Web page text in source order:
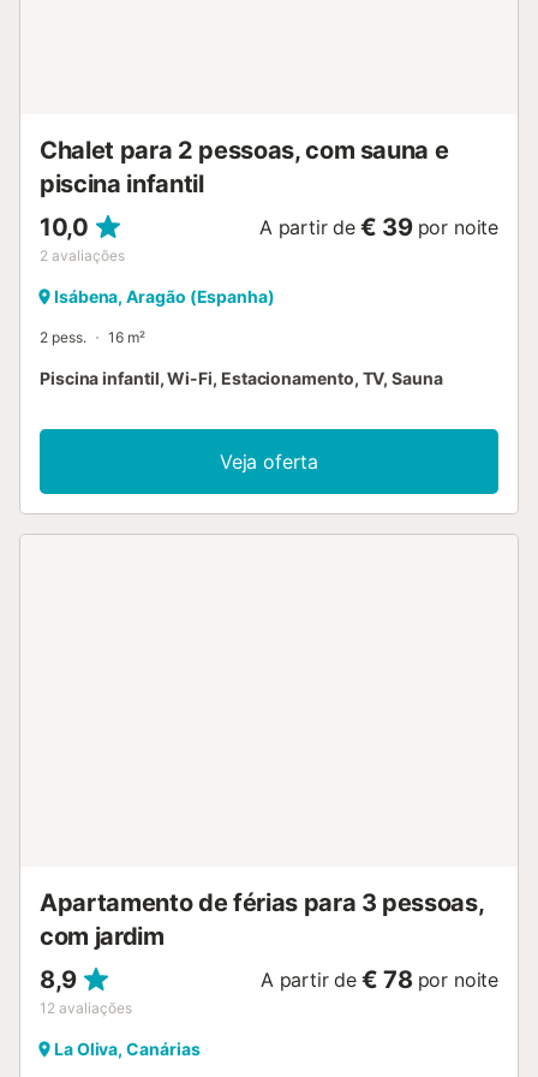
Chalet para 2 pessoas, com sauna e
piscina infantil
10,0
2 avaliações
A partir de € 39 por noite
Isábena, Aragão (Espanha)
2 pess. 16 m²
Piscina infantil, Wi-Fi, Estacionamento, TV, Sauna
Veja oferta
Apartamento de férias para 3 pessoas,
com jardim
8,9
12 avaliações
A partir de € 78 por noite
La Oliva, Canárias